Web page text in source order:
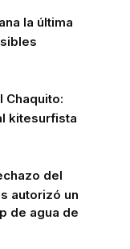
la última
Chaquito:
kitesurfista
del
autorizó un
de agua de